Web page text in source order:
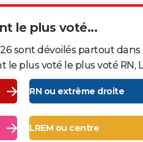
le plus voté...
sont dévoilés partout dans
plus voté le plus voté RN,
RN ou extrême droite
LREM ou centre